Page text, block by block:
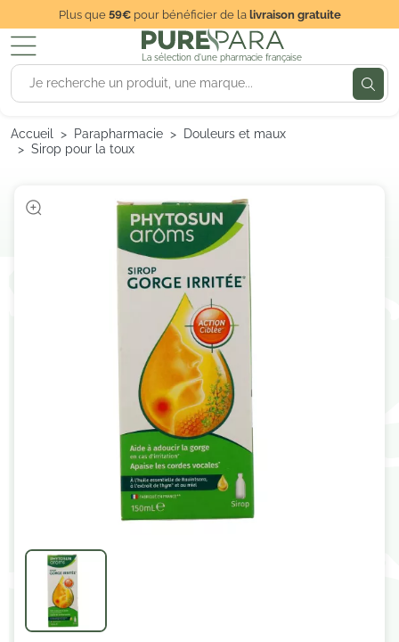
Plus que59€pour bénéficier de lalivraison gratuite
La sélection d'une pharmacie française
Accueil Parapharmacie
Douleurs et maux
Sirop pour la toux